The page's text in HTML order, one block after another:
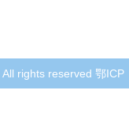
rights reserved 鄂ICP